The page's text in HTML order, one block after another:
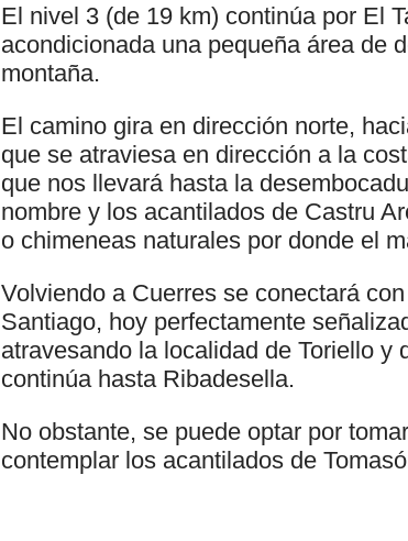
El nivel 3 (de 19 km) continúa por El
acondicionada una pequeña área de
montaña.
El camino gira en dirección norte,
que se atraviesa en dirección a la
que nos llevará hasta la
nombre y los acantilados de Castru
o chimeneas naturales por donde el
Volviendo a Cuerres se conectará
Santiago, hoy perfectamente
atravesando la localidad de Toriello
continúa hasta Ribadesella.
No obstante, se puede optar por
contemplar los acantilados de